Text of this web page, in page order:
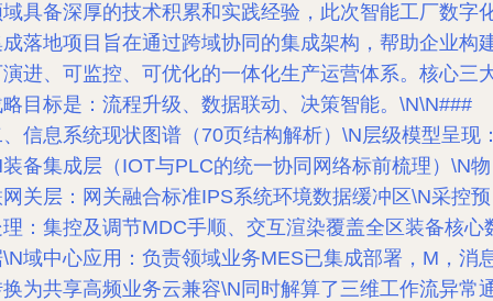
具备深厚的技术积累和实践经验，此次智能工厂数字
落地项目旨在通过跨域协同的集成架构，帮助企业构
进、可监控、可优化的一体化生产运营体系。核心三
目标是：流程升级、数据联动、决策智能。\N\N###
信息系统现状图谱（70页结构解析）\N层级模型呈现
备集成层（IOT与PLC的统一协同网络标前梳理）\N物
关层：网关融合标准IPS系统环境数据缓冲区\N采控预
：集控及调节MDC手顺、交互渲染覆盖全区装备核心
域中心应用：负责领域业务MES已集成部署，M，消
为共享高频业务云兼容\N同时解算了三维工作流异常